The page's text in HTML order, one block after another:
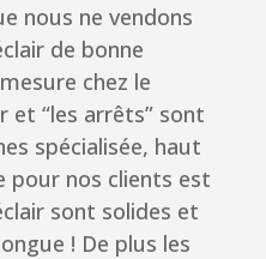
nous ne vendons
de bonne
chez le
et “les arrêts” sont
spécialisée, haut
pour nos clients est
sont solides et
! De plus les